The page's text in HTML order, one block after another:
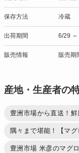
保存方法 冷蔵
出荷期間 6/29
販売情報 販売期
産地・生産者の
豊洲市場から直送！
隅々まで堪能！【マグ
豊洲市場 米彦のマグ